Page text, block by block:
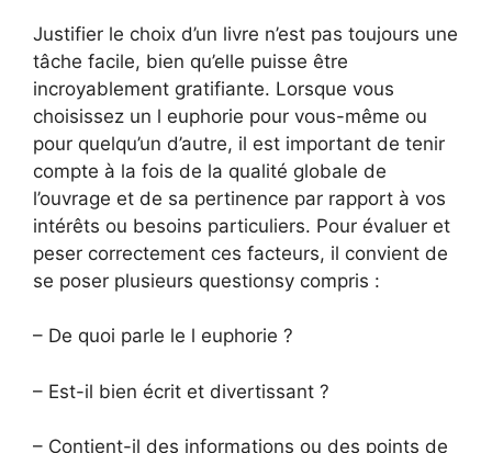
Justifier le choix d’un livre n’est pas toujours une
tâche facile, bien qu’elle puisse être
incroyablement gratifiante. Lorsque vous
choisissez un l euphorie pour vous-même ou
pour quelqu’un d’autre, il est important de tenir
compte à la fois de la qualité globale de
l’ouvrage et de sa pertinence par rapport à vos
intérêts ou besoins particuliers. Pour évaluer et
peser correctement ces facteurs, il convient de
se poser plusieurs questionsy compris :
– De quoi parle le l euphorie ?
– Est-il bien écrit et divertissant ?
– Contient-il des informations ou des points de